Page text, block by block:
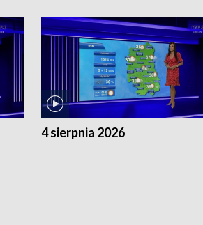
4 sierpnia 2026